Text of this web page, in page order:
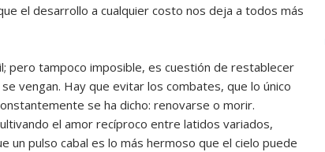
el desarrollo a cualquier costo nos deja a todos más
pero tampoco imposible, es cuestión de restablecer
vengan. Hay que evitar los combates, que lo único
se ha dicho: renovarse o morir.
el amor recíproco entre latidos variados,
pulso cabal es lo más hermoso que el cielo puede